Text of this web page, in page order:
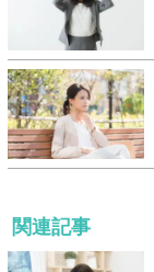
関連記事